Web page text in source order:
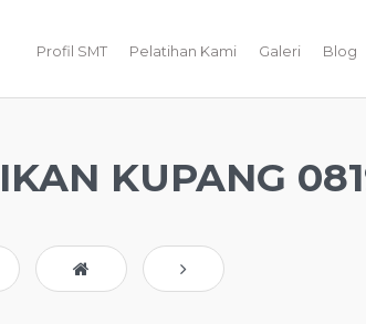
Profil SMT Pelatihan Kami Galeri Blog
KUPANG